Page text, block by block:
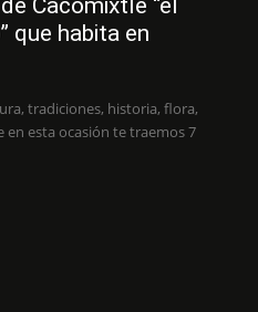
que habita en
tradiciones, historia, flora,
esta ocasión te traemos 7